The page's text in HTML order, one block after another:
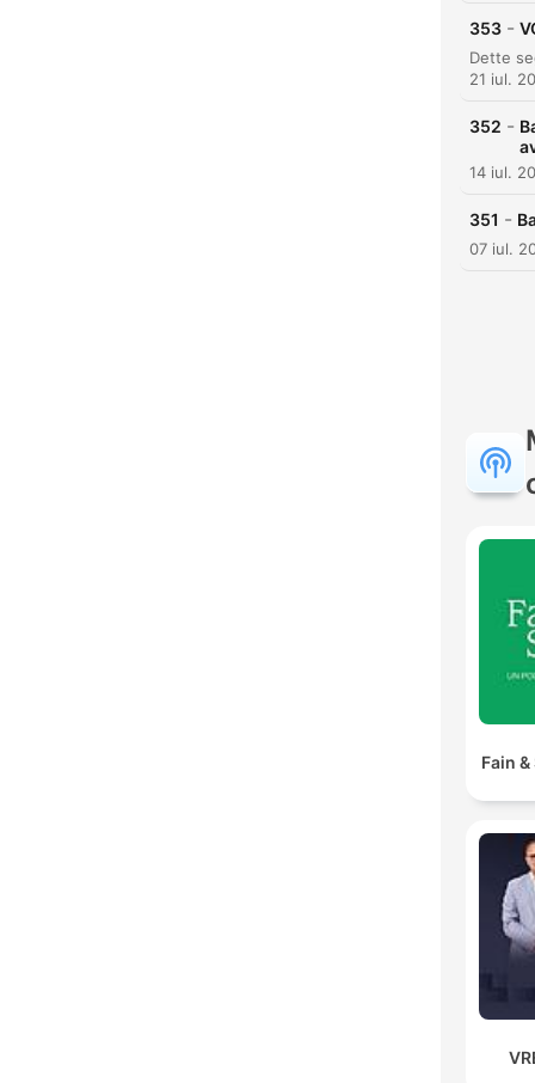
353 -
21 iul.
352 -
14 iul.
351 -
07 iul.
Fain